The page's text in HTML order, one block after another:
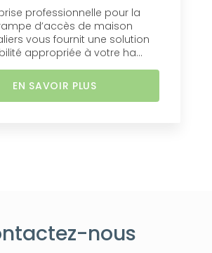
professionnelle pour la
d’accès de maison
vous fournit une solution
appropriée à votre ha...
EN SAVOIR PLUS
nous